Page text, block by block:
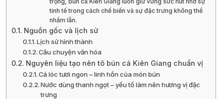
tinh tế trong cách chế biến và sự đặc trưng không thể
nhầm lẫn.
Nguồn gốc và lịch sử
Lịch sử hình thành
Câu chuyện văn hóa
Nguyên liệu tạo nên tô bún cá Kiên Giang chuẩn vị
Cá lóc tươi ngon – linh hồn của món bún
Nước dùng thanh ngọt – yếu tố làm nên hương vị đặc
trưng